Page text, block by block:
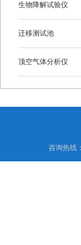
生物降解试验仪
迁移测试池
顶空气体分析仪
咨询热线